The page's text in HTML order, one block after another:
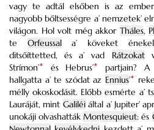
vagy te adtál elsőben is az
nagyobb bőltsességre a’ nemzetek’
világon. Hol volt még akkor Tháles,
te Orfeussala’ köveket
ditsőíttetted, és a’ vad Rátzokat
Strímon’* és Hebrus’*
partjain? A
hallgatta a’ te szódat az Ennius’*
mélly okoskodásit. Előbb esmérte a’
Lauráját, mint Galiléiáltal a’ Jupiter’
unokáji olvashattákMontesquieut: és